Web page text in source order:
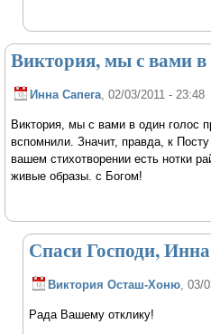
Виктория, мы с вами в
Инна Сапега, 02/03/2011 - 23:48
Виктория, мы с вами в один голос
вспомнили. Значит, правда, к
вашем стихотворении есть нотки
живые образы. с Богом!
Спаси Господи,
Виктория Осташ-Хоню, 03/
Рада Вашему отклику!